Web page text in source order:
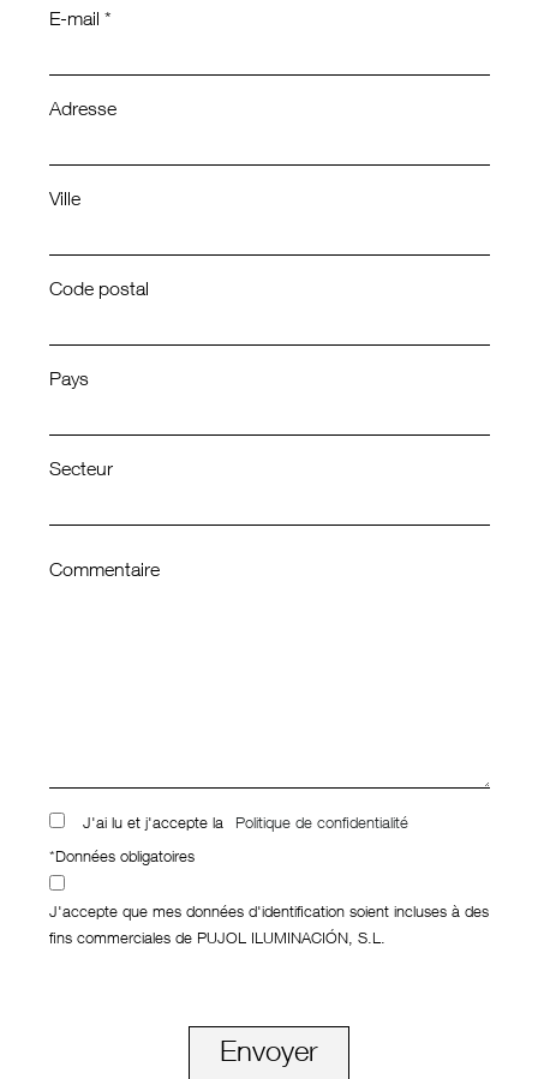
E-mail *
Adresse
Ville
Code postal
Pays
Secteur
Commentaire
J'ai lu et j'accepte la Politique de confidentialité
*Données obligatoires
J'accepte que mes données d'identification soient incluses à des
fins commerciales de PUJOL ILUMINACIÓN, S.L.
Envoyer